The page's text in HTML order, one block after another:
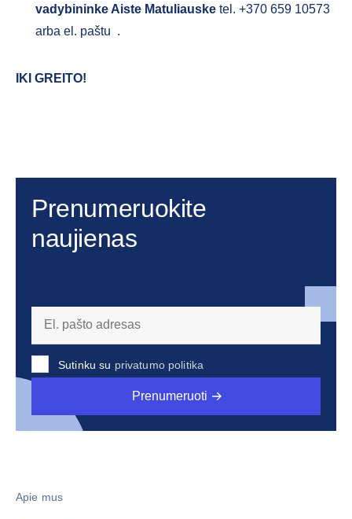
vadybininke Aiste Matuliauske tel. +370 659 10573
arba el. paštu .
IKI GREITO!
Prenumeruokite
naujienas
Sutinku su privatumo politika
Prenumeruoti
Apie mus